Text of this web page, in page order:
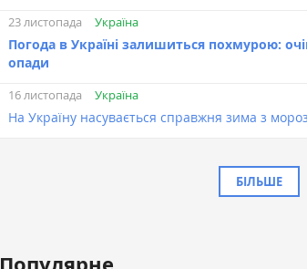
23 листопада Україна
Погода в Україні залишиться похмурою:
опади
16 листопада Україна
На Україну насувається справжня зима з
БІЛЬШЕ